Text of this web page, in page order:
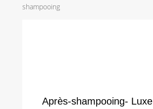
shampooing
Après-shampooing- Luxe